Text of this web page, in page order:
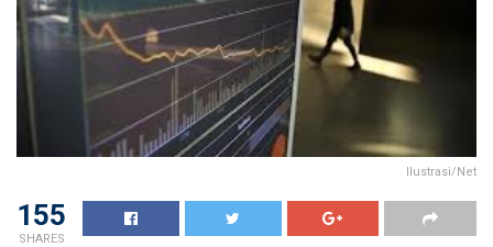
Ilustrasi/Net
155
SHARES